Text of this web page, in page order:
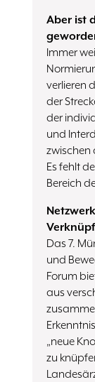
Aber ist
Immer
verlieren
der
der
und
zwischen
Es fehlt
Bereich
Das 7.
und
Forum
aus
„neue
zu